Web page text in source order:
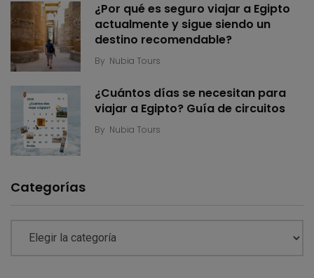
¿Por qué es seguro viajar a Egipto
actualmente y sigue siendo un
destino recomendable?
By Nubia Tours
¿Cuántos días se necesitan para
viajar a Egipto? Guía de circuitos
By Nubia Tours
Categorías